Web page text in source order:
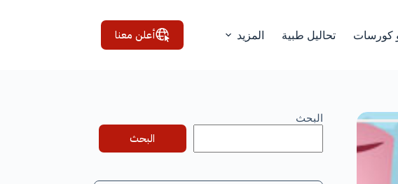
كورسات تحاليل طبية المزيد أعلن معنا
البحث
البحث